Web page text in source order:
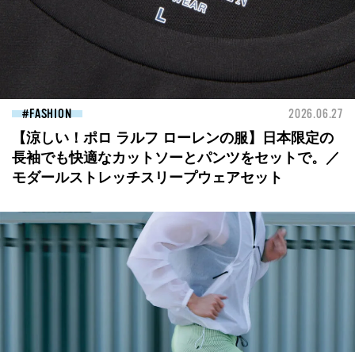
FASHION 2026.06.27
【涼しい！ポロ ラルフ ローレンの服】日本限定の
長袖でも快適なカットソーとパンツをセットで。／
モダールストレッチスリープウェアセット